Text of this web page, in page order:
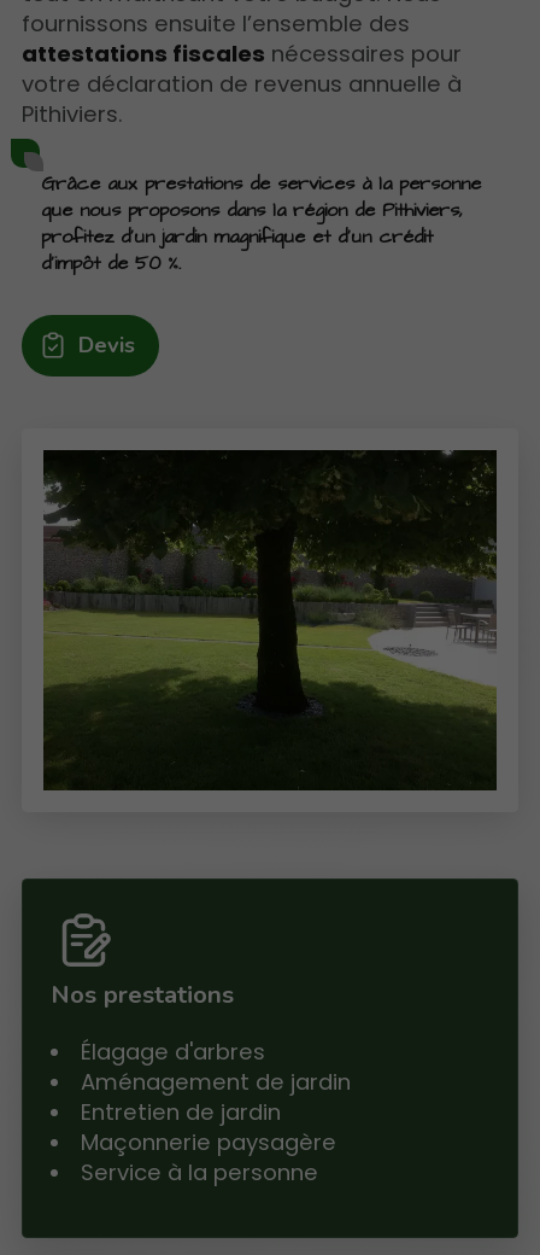
fournissons ensuite l’ensemble des
attestations fiscales nécessaires pour
votre déclaration de revenus annuelle à
Pithiviers.
Grâce aux prestations de services à la personne
que nous proposons dans la région de Pithiviers,
profitez d'un jardin magnifique et d’un crédit
d’impôt de 50 %.
Devis
Nos prestations
Élagage d'arbres
Aménagement de jardin
Entretien de jardin
Maçonnerie paysagère
Service à la personne